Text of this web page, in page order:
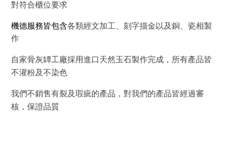
對符合櫃位要求
機德服務皆包含各類經文加工、刻字描金以及銅、瓷相製
作
自家骨灰罈工廠採用進口天然玉石製作完成，所有產品皆
不灌粉及不染色
我們不銷售有裂及瑕疵的產品，對我們的產品皆經過審
核，保證品質